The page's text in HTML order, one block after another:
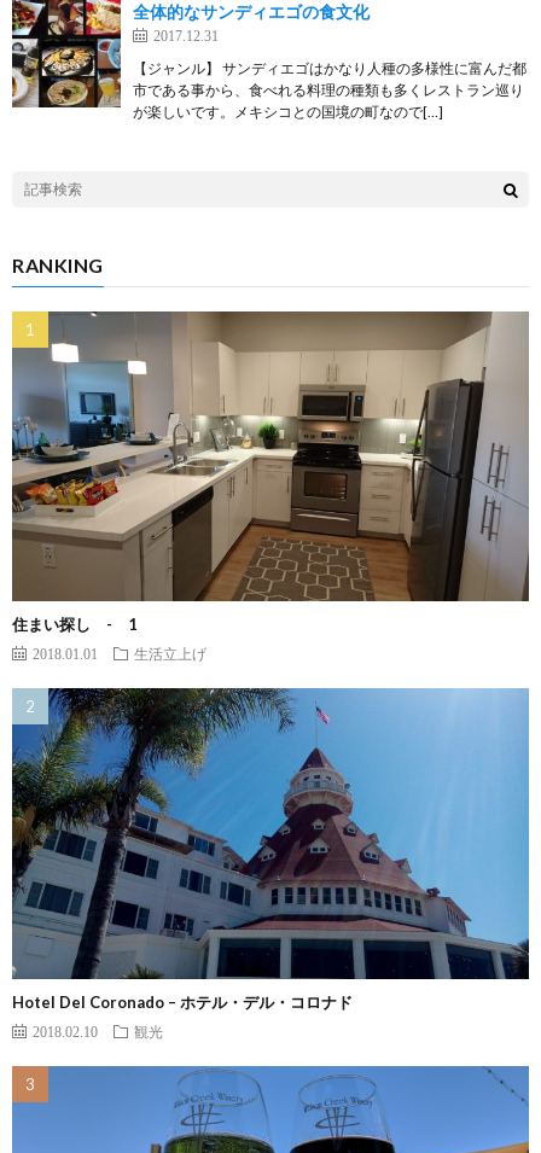
全体的なサンディエゴの食文化
2017.12.31
【ジャンル】 サンディエゴはかなり人種の多様性に富んだ都
市である事から、食べれる料理の種類も多くレストラン巡り
が楽しいです。メキシコとの国境の町なので[…]
RANKING
住まい探し - 1
2018.01.01 生活立上げ
Hotel Del Coronado – ホテル・デル・コロナド
2018.02.10 観光